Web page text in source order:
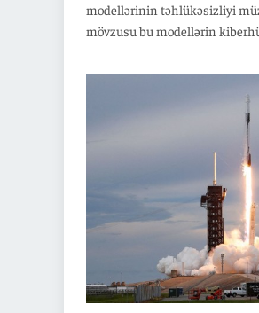
modellərinin təhlükəsizliyi
mövzusu bu modellərin
Anthropic-in son təhlükəsizlik
narahatlıqları artırıb. Beş
qanunla məcburi hala
nin Çinlə texnoloji rəqabətdə
yürütməsinin vacibliyini